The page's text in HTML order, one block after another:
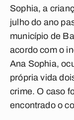
Sophia, a
julho do ano
município de
acordo com o
Ana Sophia,
própria vida
crime. O caso
encontrado o